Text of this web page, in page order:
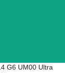
G6 UM00 Ultra